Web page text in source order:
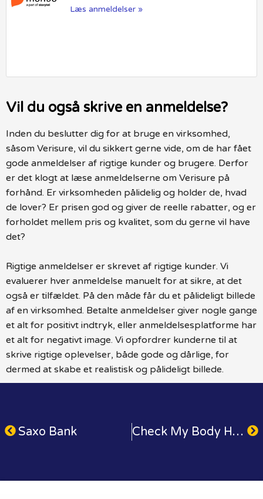
Læs anmeldelser »
Vil du også skrive en anmeldelse?
Inden du beslutter dig for at bruge en virksomhed,
såsom Verisure, vil du sikkert gerne vide, om de har fået
gode anmeldelser af rigtige kunder og brugere. Derfor
er det klogt at læse anmeldelserne om Verisure på
forhånd. Er virksomheden pålidelig og holder de, hvad
de lover? Er prisen god og giver de reelle rabatter, og er
forholdet mellem pris og kvalitet, som du gerne vil have
det?
Rigtige anmeldelser er skrevet af rigtige kunder. Vi
evaluerer hver anmeldelse manuelt for at sikre, at det
også er tilfældet. På den måde får du et pålideligt billede
af en virksomhed. Betalte anmeldelser giver nogle gange
et alt for positivt indtryk, eller anmeldelsesplatforme har
et alt for negativt image. Vi opfordrer kunderne til at
skrive rigtige oplevelser, både gode og dårlige, for
dermed at skabe et realistisk og pålideligt billede.
Saxo Bank Check My Body Health